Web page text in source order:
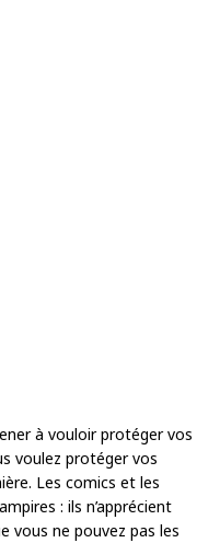
à vouloir protéger vos
voulez protéger vos
Les comics et les
: ils n’apprécient
vous ne pouvez pas les